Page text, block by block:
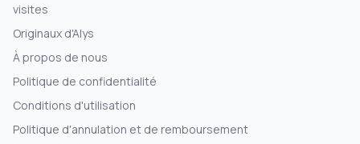
visites
Originaux d'Alys
À propos de nous
Politique de confidentialité
Conditions d'utilisation
Politique d'annulation et de remboursement